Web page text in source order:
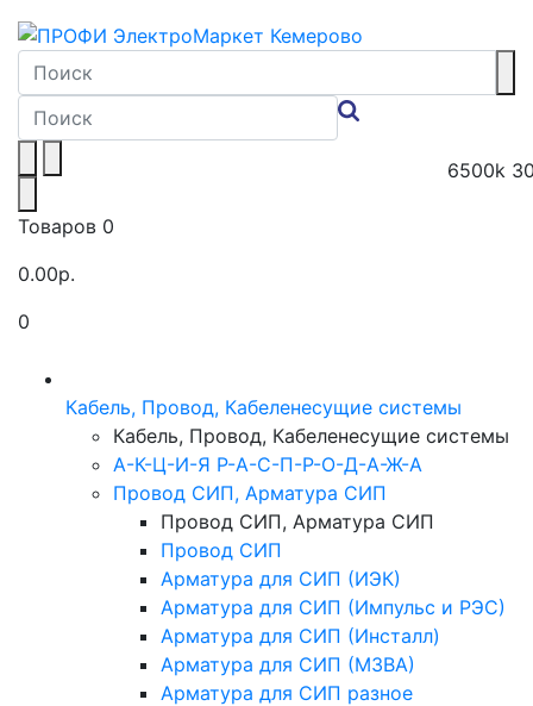
Товаров 0
0.00р.
0
Кабель, Провод, Кабеленесущие системы
Кабель, Провод, Кабеленесущие системы
А-К-Ц-И-Я Р-А-С-П-Р-О-Д-А-Ж-А
Провод СИП, Арматура СИП
Провод СИП, Арматура СИП
Провод СИП
Арматура для СИП (ИЭК)
Арматура для СИП (Импульс и РЭС)
Арматура для СИП (Инсталл)
Арматура для СИП (МЗВА)
Арматура для СИП разное
6500k